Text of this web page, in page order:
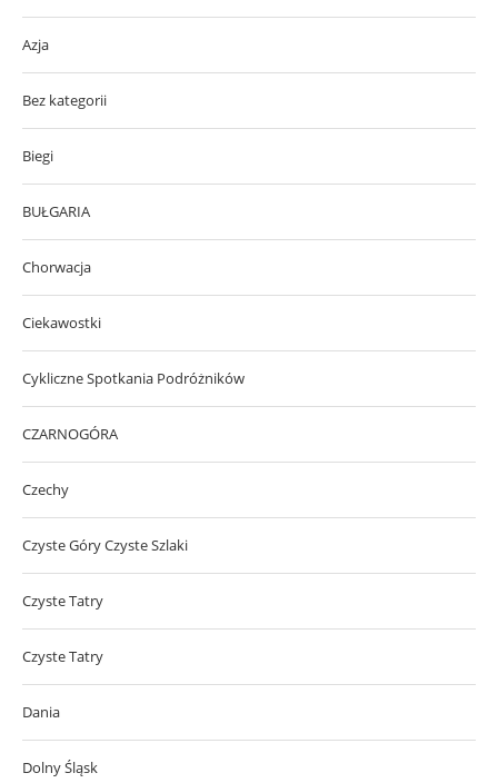
Azja
Bez kategorii
Biegi
BUŁGARIA
Chorwacja
Ciekawostki
Cykliczne Spotkania Podróżników
CZARNOGÓRA
Czechy
Czyste Góry Czyste Szlaki
Czyste Tatry
Czyste Tatry
Dania
Dolny Śląsk